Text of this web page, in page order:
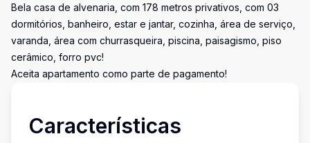
Bela casa de alvenaria, com 178 metros privativos, com 03
dormitórios, banheiro, estar e jantar, cozinha, área de serviço,
varanda, área com churrasqueira, piscina, paisagismo, piso
cerâmico, forro pvc!
Aceita apartamento como parte de pagamento!
Características